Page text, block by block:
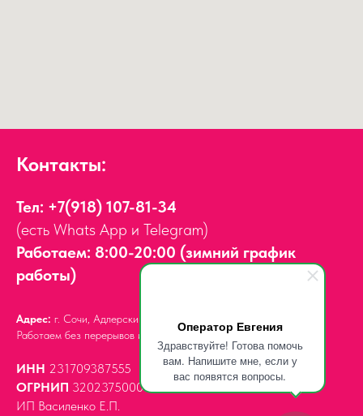
Оператор Евгения
Здравствуйте! Готова помочь
вам. Напишите мне, если у
вас появятся вопросы.
Контакты:
Тел: +7(918) 107-81-34
(есть Whats App и Telegram)
Работаем: 8:00-20:00 (зимний график
работы)
Адрес: г. Сочи, Адлерский район,
Работаем без перерывов и выходных.
ИНН 231709387555
ОГРНИП 320237500061539
ИП Василенко Е.П.